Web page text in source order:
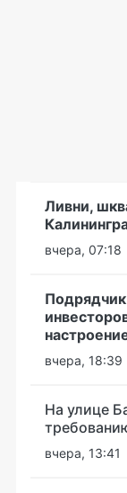
Ливни,
вчера, 07:18
вчера, 18:39
На улице
вчера, 13:41